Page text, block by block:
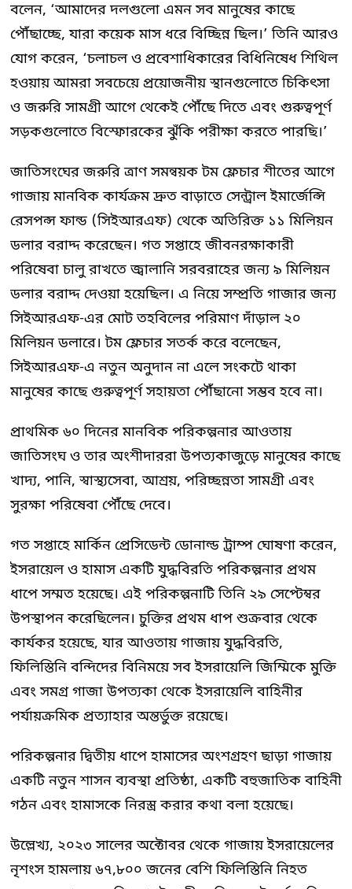
বলেন, ‘আমাদের দলগুলো এমন সব মানুষের কাছে
পৌঁছাচ্ছে, যারা কয়েক মাস ধরে বিচ্ছিন্ন ছিল।’ তিনি আরও
যোগ করেন, ‘চলাচল ও প্রবেশাধিকারের বিধিনিষেধ শিথিল
হওয়ায় আমরা সবচেয়ে প্রয়োজনীয় স্থানগুলোতে চিকিৎসা
ও জরুরি সামগ্রী আগে থেকেই পৌঁছে দিতে এবং গুরুত্বপূর্ণ
সড়কগুলোতে বিস্ফোরকের ঝুঁকি পরীক্ষা করতে পারছি।’
জাতিসংঘের জরুরি ত্রাণ সমন্বয়ক টম ফ্লেচার শীতের আগে
গাজায় মানবিক কার্যক্রম দ্রুত বাড়াতে সেন্ট্রাল ইমার্জেন্সি
রেসপন্স ফান্ড (সিইআরএফ) থেকে অতিরিক্ত ১১ মিলিয়ন
ডলার বরাদ্দ করেছেন। গত সপ্তাহে জীবনরক্ষাকারী
পরিষেবা চালু রাখতে জ্বালানি সরবরাহের জন্য ৯ মিলিয়ন
ডলার বরাদ্দ দেওয়া হয়েছিল। এ নিয়ে সম্প্রতি গাজার জন্য
সিইআরএফ-এর মোট তহবিলের পরিমাণ দাঁড়াল ২০
মিলিয়ন ডলারে। টম ফ্লেচার সতর্ক করে বলেছেন,
সিইআরএফ-এ নতুন অনুদান না এলে সংকটে থাকা
মানুষের কাছে গুরুত্বপূর্ণ সহায়তা পৌঁছানো সম্ভব হবে না।
প্রাথমিক ৬০ দিনের মানবিক পরিকল্পনার আওতায়
জাতিসংঘ ও তার অংশীদাররা উপত্যকাজুড়ে মানুষের কাছে
খাদ্য, পানি, স্বাস্থ্যসেবা, আশ্রয়, পরিচ্ছন্নতা সামগ্রী এবং
সুরক্ষা পরিষেবা পৌঁছে দেবে।
গত সপ্তাহে মার্কিন প্রেসিডেন্ট ডোনাল্ড ট্রাম্প ঘোষণা করেন,
ইসরায়েল ও হামাস একটি যুদ্ধবিরতি পরিকল্পনার প্রথম
ধাপে সম্মত হয়েছে। এই পরিকল্পনাটি তিনি ২৯ সেপ্টেম্বর
উপস্থাপন করেছিলেন। চুক্তির প্রথম ধাপ শুক্রবার থেকে
কার্যকর হয়েছে, যার আওতায় গাজায় যুদ্ধবিরতি,
ফিলিস্তিনি বন্দিদের বিনিময়ে সব ইসরায়েলি জিম্মিকে মুক্তি
এবং সমগ্র গাজা উপত্যকা থেকে ইসরায়েলি বাহিনীর
পর্যায়ক্রমিক প্রত্যাহার অন্তর্ভুক্ত রয়েছে।
পরিকল্পনার দ্বিতীয় ধাপে হামাসের অংশগ্রহণ ছাড়া গাজায়
একটি নতুন শাসন ব্যবস্থা প্রতিষ্ঠা, একটি বহুজাতিক বাহিনী
গঠন এবং হামাসকে নিরস্ত্র করার কথা বলা হয়েছে।
উল্লেখ্য, ২০২৩ সালের অক্টোবর থেকে গাজায় ইসরায়েলের
নৃশংস হামলায় ৬৭,৮০০ জনের বেশি ফিলিস্তিনি নিহত